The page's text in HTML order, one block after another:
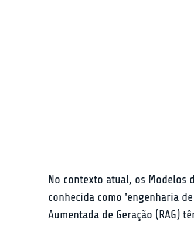
No contexto atual, os Modelos
conhecida como 'engenharia
Aumentada de Geração (RAG)